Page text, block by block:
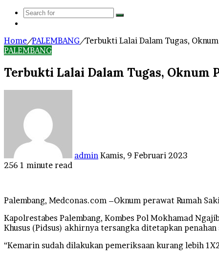
Search
Home/PALEMBANG/Terbukti Lalai Dalam Tugas,
PALEMBANG
Terbukti Lalai Dalam Tugas, Oknum
admin Kamis, 9 Februari 2023
256 1 minute read
Palembang, Medconas.com –Oknum perawat Rumah
Kapolrestabes Palembang, Kombes Pol Mokhamad
Khusus (Pidsus) akhirnya tersangka ditetapkan penahan
“Kemarin sudah dilakukan pemeriksaan kurang lebih